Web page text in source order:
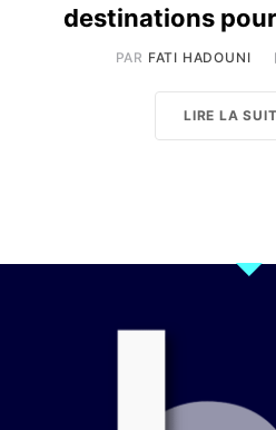
destinations
PAR FATI HADOUNI
LIRE LA